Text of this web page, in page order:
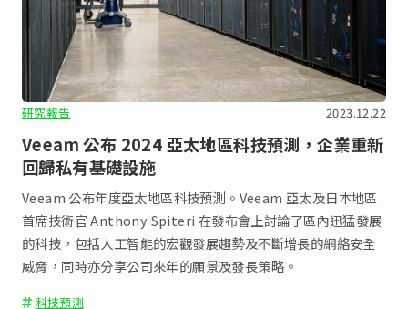
研究報告 2023.12.22
Veeam 公布 2024 亞太地區科技預測，企業重新
回歸私有基礎設施
Veeam 公布年度亞太地區科技預測。Veeam 亞太及日本地區
首席技術官 Anthony Spiteri 在發布會上討論了區內迅猛發展
的科技，包括人工智能的宏觀發展趨勢及不斷增長的網絡安全
威脅，同時亦分享公司來年的願景及發長策略。
科技預測